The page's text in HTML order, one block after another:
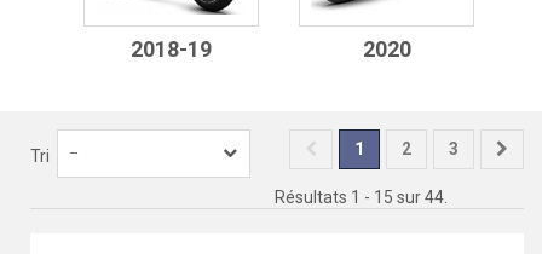
2018-19 2020
Tri -- 1 2 3
Résultats 1 - 15 sur 44.